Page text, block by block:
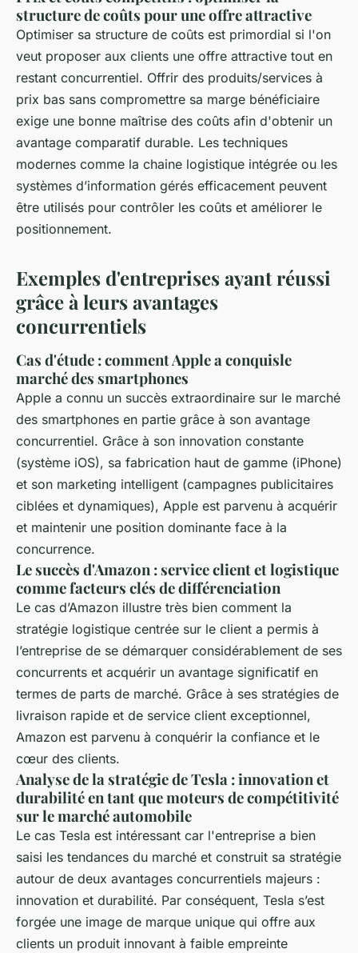
structure de coûts pour une offre attractive
Optimiser sa structure de coûts est primordial si l'on
veut proposer aux clients une offre attractive tout en
restant concurrentiel. Offrir des produits/services à
prix bas sans compromettre sa marge bénéficiaire
exige une bonne maîtrise des coûts afin d'obtenir un
avantage comparatif durable. Les techniques
modernes comme la chaine logistique intégrée ou les
systèmes d’information gérés efficacement peuvent
être utilisés pour contrôler les coûts et améliorer le
positionnement.
Exemples d'entreprises ayant réussi
grâce à leurs avantages
concurrentiels
Cas d'étude : comment Apple a conquisle
marché des smartphones
Apple a connu un succès extraordinaire sur le marché
des smartphones en partie grâce à son avantage
concurrentiel. Grâce à son innovation constante
(système iOS), sa fabrication haut de gamme (iPhone)
et son marketing intelligent (campagnes publicitaires
ciblées et dynamiques), Apple est parvenu à acquérir
et maintenir une position dominante face à la
concurrence.
Le succès d'Amazon : service client et logistique
comme facteurs clés de différenciation
Le cas d’Amazon illustre très bien comment la
stratégie logistique centrée sur le client a permis à
l’entreprise de se démarquer considérablement de ses
concurrents et acquérir un avantage significatif en
termes de parts de marché. Grâce à ses stratégies de
livraison rapide et de service client exceptionnel,
Amazon est parvenu à conquérir la confiance et le
cœur des clients.
Analyse de la stratégie de Tesla : innovation et
durabilité en tant que moteurs de compétitivité
sur le marché automobile
Le cas Tesla est intéressant car l'entreprise a bien
saisi les tendances du marché et construit sa stratégie
autour de deux avantages concurrentiels majeurs :
innovation et durabilité. Par conséquent, Tesla s’est
forgée une image de marque unique qui offre aux
clients un produit innovant à faible empreinte